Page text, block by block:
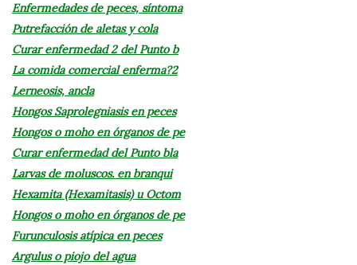
Enfermedades de peces, síntoma
Putrefacción de aletas y cola
Curar enfermedad 2 del Punto b
La comida comercial enferma?2
Lerneosis, ancla
Hongos Saprolegniasis en peces
Hongos o moho en órganos de pe
Curar enfermedad del Punto bla
Larvas de moluscos. en branqui
Hexamita (Hexamitasis) u Octom
Hongos o moho en órganos de pe
Furunculosis atípica en peces
Argulus o piojo del agua